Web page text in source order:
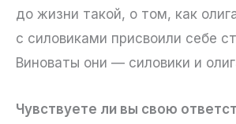
до жизни такой, о том, как
с силовиками присвоили себе
Виноваты они — силовики и
Чувствуете ли вы свою